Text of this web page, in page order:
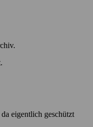
eigentlich geschützt